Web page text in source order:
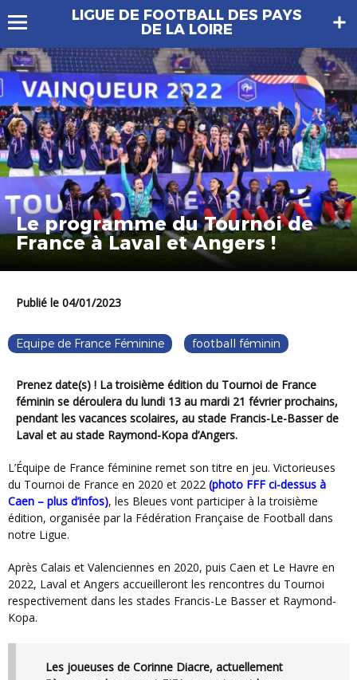
LIGUE DE FOOTBALL DES PAYS
DE LA LOIRE
Le programme du Tournoi de
France à Laval et Angers !
Publié le 04/01/2023
Equipe de France Féminine football féminin
Prenez date(s) ! La troisième édition du Tournoi de France
féminin se déroulera du lundi 13 au mardi 21 février prochains,
pendant les vacances scolaires, au stade Francis-Le-Basser de
Laval et au stade Raymond-Kopa d’Angers.
L’Équipe de France féminine remet son titre en jeu. Victorieuses
du Tournoi de France en 2020 et 2022 (photo FFF ci-dessus à
Caen – plus d’infos), les Bleues vont participer à la troisième
édition, organisée par la Fédération Française de Football dans
notre Ligue.
Après Calais et Valenciennes en 2020, puis Caen et Le Havre en
2022, Laval et Angers accueilleront les rencontres du Tournoi
respectivement dans les stades Francis-Le Basser et Raymond-
Kopa.
Les joueuses de Corinne Diacre, actuellement